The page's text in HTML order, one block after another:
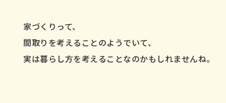
家づくりって、
間取りを考えることのようでいて、
実は暮らし方を考えることなのかもしれませんね。